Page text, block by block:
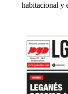
habitacional y